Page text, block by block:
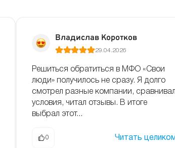
Владислав Коротков
29.04.2026
Решиться обратиться в МФО «Свои
люди» получилось не сразу. Я долго
смотрел разные компании, сравнивал
условия, читал отзывы. В итоге
выбрал этот...
0 Читать